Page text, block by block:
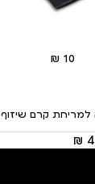
למריחת קרם שיזוף